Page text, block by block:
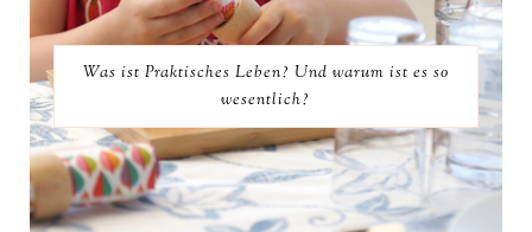
Was ist Praktisches Leben? Und warum ist es so
wesentlich?